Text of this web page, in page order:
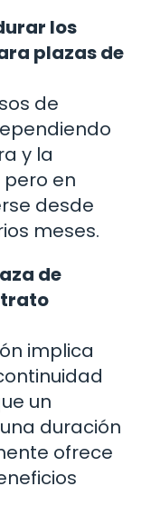
los
plazas de
de
y la
en
desde
meses.
de
implica
un
duración
ofrece